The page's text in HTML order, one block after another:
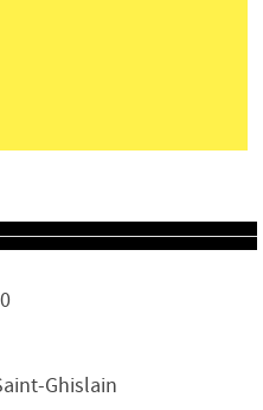
Ghislain